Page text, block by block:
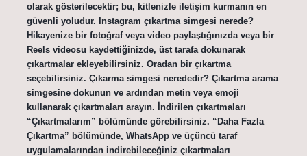
olarak gösterilecektir; bu, kitlenizle iletişim kurmanın en
güvenli yoludur. Instagram çıkartma simgesi nerede?
Hikayenize bir fotoğraf veya video paylaştığınızda veya bir
Reels videosu kaydettiğinizde, üst tarafa dokunarak
çıkartmalar ekleyebilirsiniz. Oradan bir çıkartma
seçebilirsiniz. Çıkarma simgesi nerededir? Çıkartma arama
simgesine dokunun ve ardından metin veya emoji
kullanarak çıkartmaları arayın. İndirilen çıkartmaları
“Çıkartmalarım” bölümünde görebilirsiniz. “Daha Fazla
Çıkartma” bölümünde, WhatsApp ve üçüncü taraf
uygulamalarından indirebileceğiniz çıkartmaları